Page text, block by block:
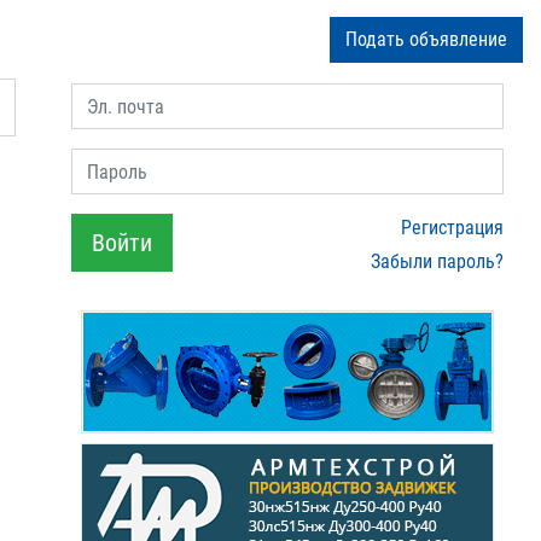
Подать объявление
Эл. почта
Пароль
Войти
Регистрация
Забыли пароль?